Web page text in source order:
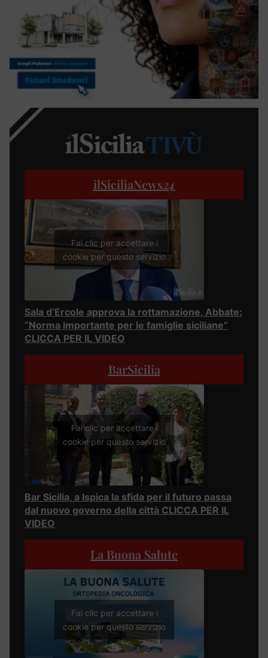
ilSiciliaNews24
Fai clic per accettare i
cookie per questo servizio
Sala d’Ercole approva la rottamazione, Abbate:
“Norma importante per le famiglie siciliane”
CLICCA PER IL VIDEO
BarSicilia
Fai clic per accettare i
cookie per questo servizio
Bar Sicilia, a Ispica la sfida per il futuro passa
dal nuovo governo della città CLICCA PER IL
VIDEO
La Buona Salute
Fai clic per accettare i
cookie per questo servizio